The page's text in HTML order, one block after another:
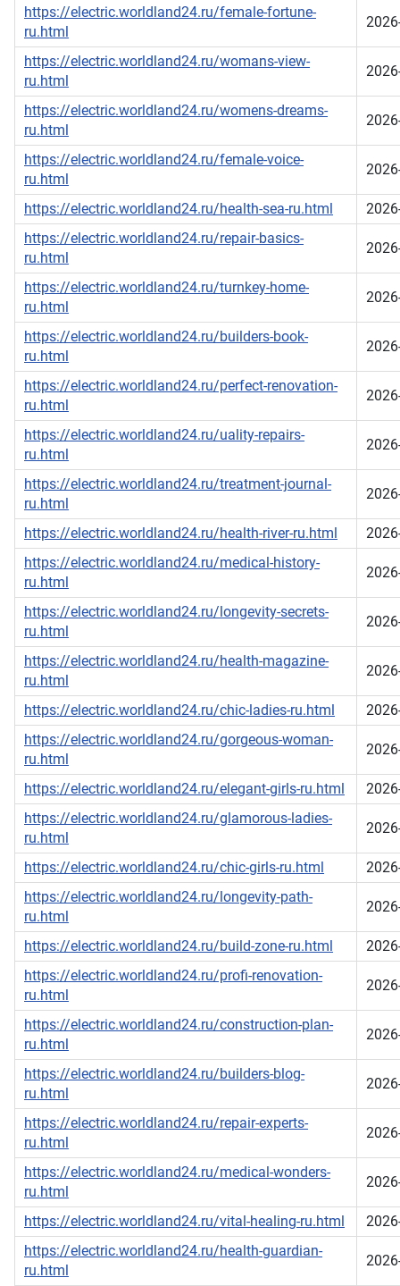
https://electric.worldland24.ru/female-fortune-
ru.html
https://electric.worldland24.ru/womans-view-
ru.html
https://electric.worldland24.ru/womens-dreams-
ru.html
https://electric.worldland24.ru/female-voice-
ru.html
https://electric.worldland24.ru/health-sea-ru.html
https://electric.worldland24.ru/repair-basics-
ru.html
https://electric.worldland24.ru/turnkey-home-
ru.html
https://electric.worldland24.ru/builders-book-
ru.html
https://electric.worldland24.ru/perfect-renovation-
ru.html
https://electric.worldland24.ru/uality-repairs-
ru.html
https://electric.worldland24.ru/treatment-journal-
ru.html
https://electric.worldland24.ru/health-river-ru.html
https://electric.worldland24.ru/medical-history-
ru.html
https://electric.worldland24.ru/longevity-secrets-
ru.html
https://electric.worldland24.ru/health-magazine-
ru.html
https://electric.worldland24.ru/chic-ladies-ru.html
https://electric.worldland24.ru/gorgeous-woman-
ru.html
https://electric.worldland24.ru/elegant-girls-ru.html
https://electric.worldland24.ru/glamorous-ladies-
ru.html
https://electric.worldland24.ru/chic-girls-ru.html
https://electric.worldland24.ru/longevity-path-
ru.html
https://electric.worldland24.ru/build-zone-ru.html
https://electric.worldland24.ru/profi-renovation-
ru.html
https://electric.worldland24.ru/construction-plan-
ru.html
https://electric.worldland24.ru/builders-blog-
ru.html
https://electric.worldland24.ru/repair-experts-
ru.html
https://electric.worldland24.ru/medical-wonders-
ru.html
https://electric.worldland24.ru/vital-healing-ru.html
https://electric.worldland24.ru/health-guardian-
ru.html